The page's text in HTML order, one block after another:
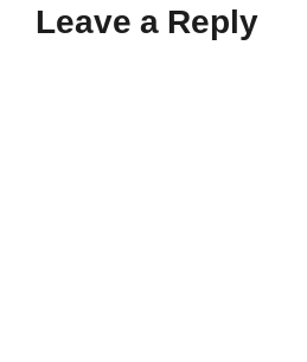
Leave a Reply